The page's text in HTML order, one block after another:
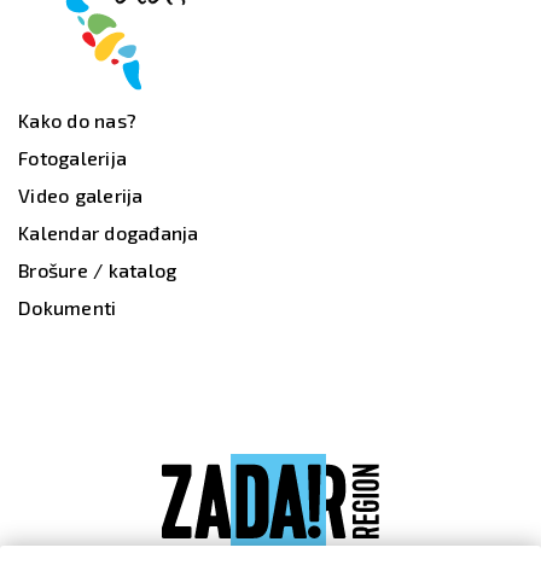
Kako do nas?
Fotogalerija
Video galerija
Kalendar događanja
Brošure / katalog
Dokumenti